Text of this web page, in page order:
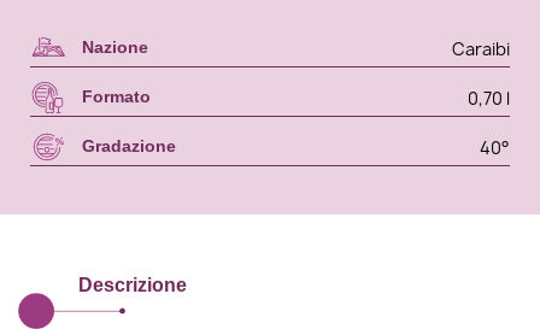
Nazione Caraibi
Formato 0,70 l
Gradazione 40°
Descrizione